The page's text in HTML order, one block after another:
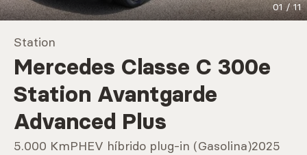
01 / 11
Station
Mercedes Classe C 300e
Station Avantgarde
Advanced Plus
5.000 KmPHEV híbrido plug-in (Gasolina)2025
Marcas
CARREGAR MAIS
Serviços